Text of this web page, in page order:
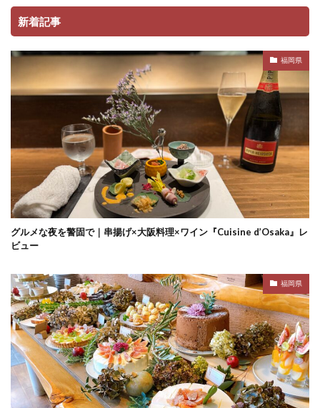
新着記事
福岡県
グルメな夜を警固で｜串揚げ×大阪料理×ワイン『Cuisine d’Osaka』レ
ビュー
福岡県